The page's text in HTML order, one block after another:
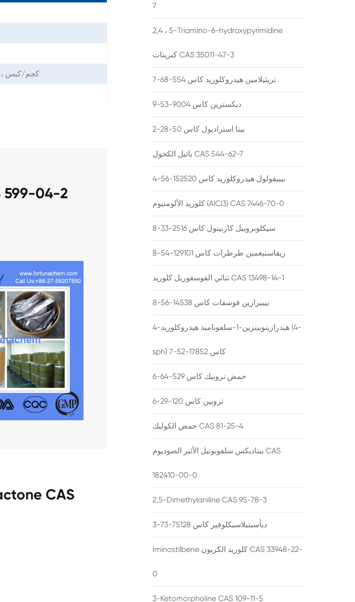
1 كجم/كيس ، 25 كجم/طبل أو كما تحتاج
7
2,4 ، 5-Triamino-6-hydroxypyrimidine
كبريتات CAS 35011-47-3
تريثيلامين هيدروكلوريد كاس 554-68-7
ديكسترين كاس 9004-53-9
بيتا استراديول كاس 50-28-2
باتيل الكحول CAS 544-62-7
نيبيفولول هيدروكلوريد كاس 152520-56-4
كلوريد الألومنيوم (AlCl3) CAS 7446-70-0
سيكلوبروبيل كاربينول كاس 2516-33-8
ريفاستيغمين طرطرات كاس 129101-54-8
ثنائي الفوسفوريل كلوريد CAS 13498-14-1
بيبيرازين فوسفات كاس 14538-56-8
4-هيدرازينوبينزين-1-سلفوناميد هيدروكلوريد (4-
sph) كاس 17852-52-7
حمض تروبيك كاس 529-64-6
تروبين كاس 120-29-6
حمض الكوليك CAS 81-25-4
بيتاديكس سلفوبوتيل الأثير الصوديوم CAS
182410-00-0
2,5-Dimethylaniline CAS 95-78-3
ديأسيتيلاسيكلوفير كاس 75128-73-3
Iminostilbene كلوريد الكربون CAS 33948-22-
0
3-Ketomorpholine CAS 109-11-5